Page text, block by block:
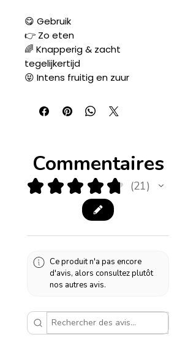
😋 Gebruik
👉 Zo eten
🌈 Knapperig & zacht
tegelijkertijd
😝 Intens fruitig en zuur
Commentaires
★ ★ ★ ★ ★ 21
21
Ce produit n'a pas encore
d'avis, alors consultez plutôt
nos autres avis.